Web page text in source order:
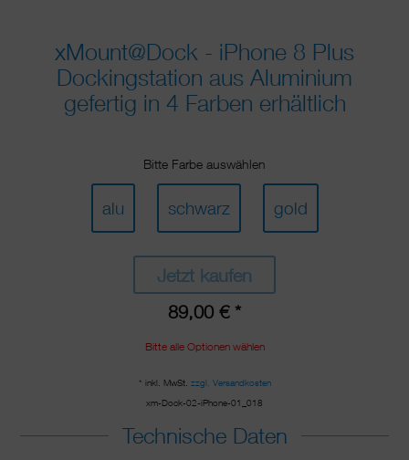
xMount@Dock - iPhone 8 Plus
Dockingstation aus Aluminium
gefertig in 4 Farben erhältlich
Bitte Farbe auswählen
alu schwarz gold
Jetzt kaufen
89,00 € *
Bitte alle Optionen wählen
* inkl. MwSt. zzgl. Versandkosten
xm-Dock-02-iPhone-01_018
Technische Daten